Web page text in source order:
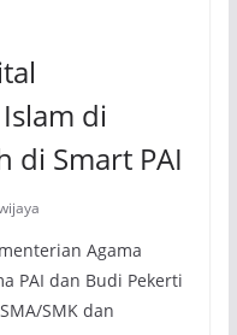
di
di Smart PAI
Agama
PAI dan Budi Pekerti
SMK dan